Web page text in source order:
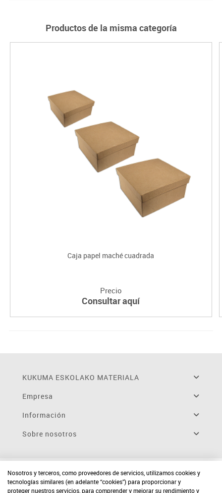
Productos de la misma categoría
Caja papel maché cuadrada
Precio
Consultar aquí
KUKUMA ESKOLAKO MATERIALA
Empresa
Información
Sobre nosotros
Nosotros y terceros, como proveedores de servicios, utilizamos cookies y
tecnologías similares (en adelante “cookies”) para proporcionar y
proteger nuestros servicios, para comprender y mejorar su rendimiento y